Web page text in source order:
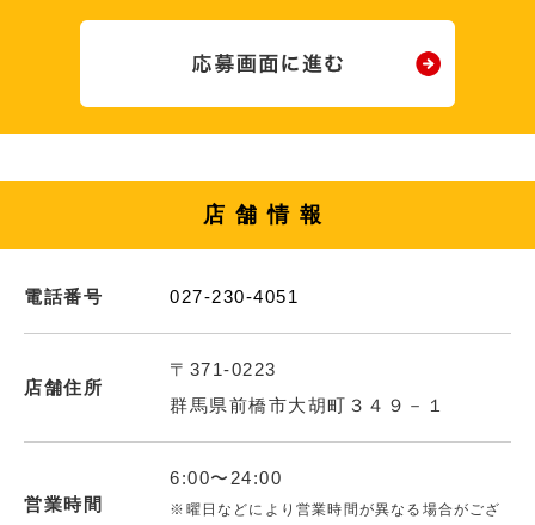
店舗情報
電話番号 027-230-4051
店舗住所
〒371-0223
群馬県前橋市大胡町３４９－１
営業時間
6:00〜24:00
※曜日などにより営業時間が異なる場合がござ